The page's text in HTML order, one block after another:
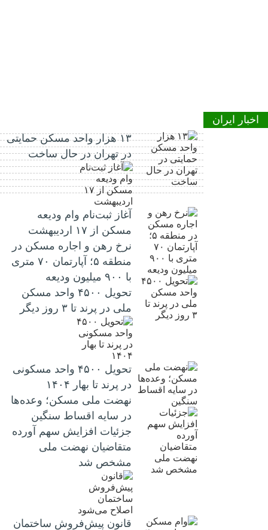
اخبار ایران
۱۳ هزار واحد مسکن حمایتی
در تهران در حال ساخت
آغاز ثبت‌نام وام ودیعه
مسکن از ۱۷ اردیبهشت
نرخ‌ رهن و اجاره مسکن در
منطقه ۵؛ آپارتمان ۷۰ متری
با ۹۰۰ میلیون ودیعه
تحویل ۴۵۰۰ واحد مسکن
ملی در پرند تا ۳ روز دیگر
تحویل ۴۵۰۰ واحد مسکونی
در پرند تا بهار ۱۴۰۴
نهضت ملی مسکن؛ وعده‌ها
در سایه اقساط سنگین
جزئیات افزایش سهم آورده
متقاضیان نهضت ملی
مشخص شد
قانون پیش‌فروش ساختمان